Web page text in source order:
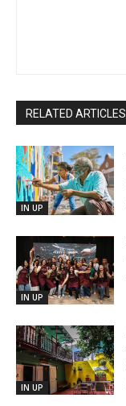
RELATED ARTICLES
IN UP
IN UP
IN UP